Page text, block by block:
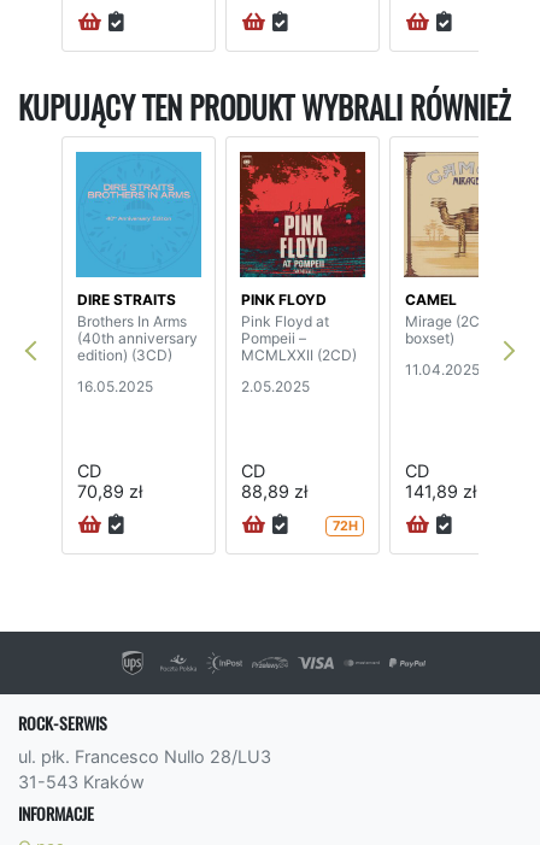
KUPUJĄCY TEN PRODUKT WYBRALI RÓWNIEŻ
DIRE STRAITS
Brothers In Arms
(40th anniversary
edition) (3CD)
16.05.2025
CD
70,89 zł
PINK FLOYD
Pink Floyd at
Pompeii –
MCMLXXII (2CD)
2.05.2025
CD
88,89 zł
72H
CAMEL
Mirage (2CD+BD
boxset)
11.04.2025
CD
141,89 zł
ROCK-SERWIS
ul. płk. Francesco Nullo 28/LU3
31-543 Kraków
INFORMACJE